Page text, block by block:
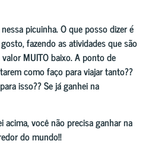
picuinha. O que posso dizer é
fazendo as atividades que são
MUITO baixo. A ponto de
como faço para viajar tanto??
isso?? Se já ganhei na
você não precisa ganhar na
do mundo!!